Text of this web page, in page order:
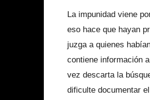
La impunidad viene
eso hace que hayan
juzga a quienes
contiene información
vez descarta la
dificulte documentar